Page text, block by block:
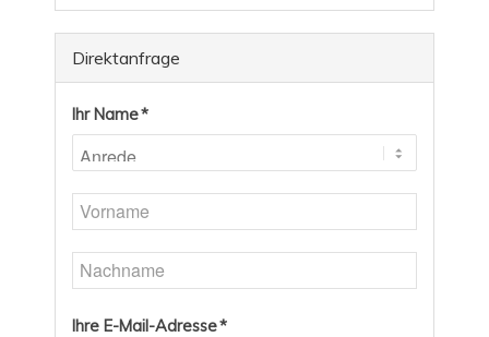
Direktanfrage
Ihr Name *
Ihre E-Mail-Adresse *